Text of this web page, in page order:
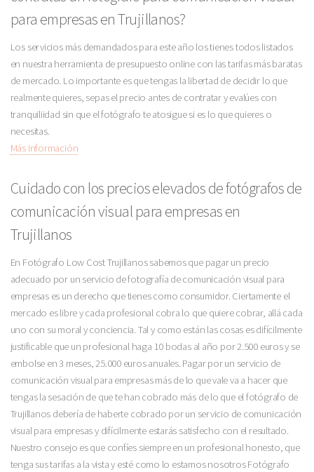
para empresas en Trujillanos?
Los servicios más demandados para este año los tienes todos listados
en nuestra herramienta de presupuesto online con las tarifas más baratas
de mercado. Lo importante es que tengas la libertad de decidir lo que
realmente quieres, sepas el precio antes de contratar y evalúes con
tranquiliidad sin que el fotógrafo te atosigue si es lo que quieres o
necesitas.
Más Información
Cuidado con los precios elevados de fotógrafos de
comunicación visual para empresas en
Trujillanos
En Fotógrafo Low Cost Trujillanos sabemos que pagar un precio
adecuado por un servicio de fotografía de comunicación visual para
empresas es un derecho que tienes como consumidor. Ciertamente el
mercado es libre y cada profesional cobra lo que quiere cobrar, allá cada
uno con su moral y conciencia. Tal y como están las cosas es difícilmente
justificable que un profesional haga 10 bodas al año por 2.500 euros y se
embolse en 3 meses, 25.000 euros anuales. Pagar por un servicio de
comunicación visual para empresas más de lo que vale va a hacer que
tengas la sesación de que te han cobrado más de lo que el fotógrafo de
Trujillanos debería de haberte cobrado por un servicio de comunicación
visual para empresas y difícilmente estarás satisfecho con el resultado.
Nuestro consejo es que confíes siempre en un profesional honesto, que
tenga sus tarifas a la vista y esté como lo estamos nosotros Fotógrafo